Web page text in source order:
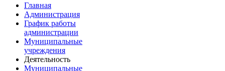
Главная
Администрация
График работы
администрации
Муниципальные
учреждения
Деятельность
Муниципальные